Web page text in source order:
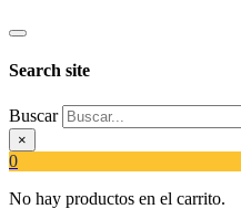
Search site
Buscar
×
0
No hay productos en el carrito.